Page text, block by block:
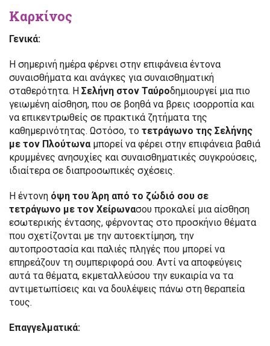
Καρκίνος
Γενικά:
Η σημερινή ημέρα φέρνει στην επιφάνεια έντονα
συναισθήματα και ανάγκες για συναισθηματική
σταθερότητα. Η Σελήνη στον Ταύροδημιουργεί μια πιο
γειωμένη αίσθηση, που σε βοηθά να βρεις ισορροπία και
να επικεντρωθείς σε πρακτικά ζητήματα της
καθημερινότητας. Ωστόσο, το τετράγωνο της Σελήνης
με τον Πλούτωναμπορεί να φέρει στην επιφάνεια βαθιά
κρυμμένες ανησυχίες και συναισθηματικές συγκρούσεις,
ιδιαίτερα σε διαπροσωπικές σχέσεις.
Η έντονη όψη του Άρη από το ζώδιό σου σε
τετράγωνο με τον Χείρωνασου προκαλεί μια αίσθηση
εσωτερικής έντασης, φέρνοντας στο προσκήνιο θέματα
που σχετίζονται με την αυτοεκτίμηση, την
αυτοπροστασία και παλιές πληγές που μπορεί να
επηρεάζουν τη συμπεριφορά σου. Αντί να αποφεύγεις
αυτά τα θέματα, εκμεταλλεύσου την ευκαιρία να τα
αντιμετωπίσεις και να δουλέψεις πάνω στη θεραπεία
τους.
Επαγγελματικά: